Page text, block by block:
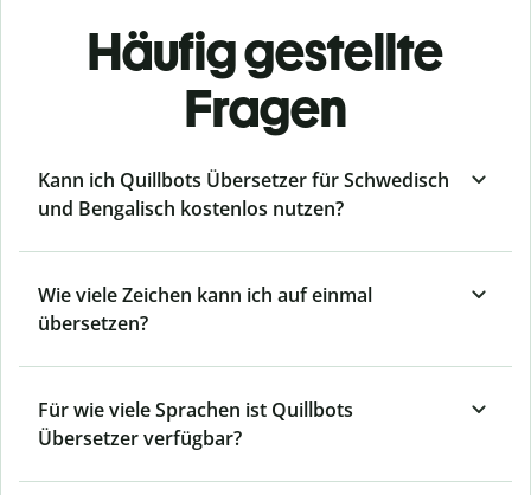
Häufig gestellte
Fragen
Kann ich Quillbots Übersetzer für Schwedisch
und Bengalisch kostenlos nutzen?
Wie viele Zeichen kann ich auf einmal
übersetzen?
Für wie viele Sprachen ist Quillbots
Übersetzer verfügbar?